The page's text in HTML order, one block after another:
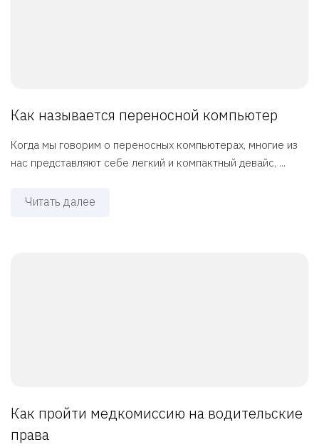
Как называется переносной компьютер
Когда мы говорим о переносных компьютерах, многие из
нас представляют себе легкий и компактный девайс, ...
Читать далее
Как пройти медкомиссию на водительские
права